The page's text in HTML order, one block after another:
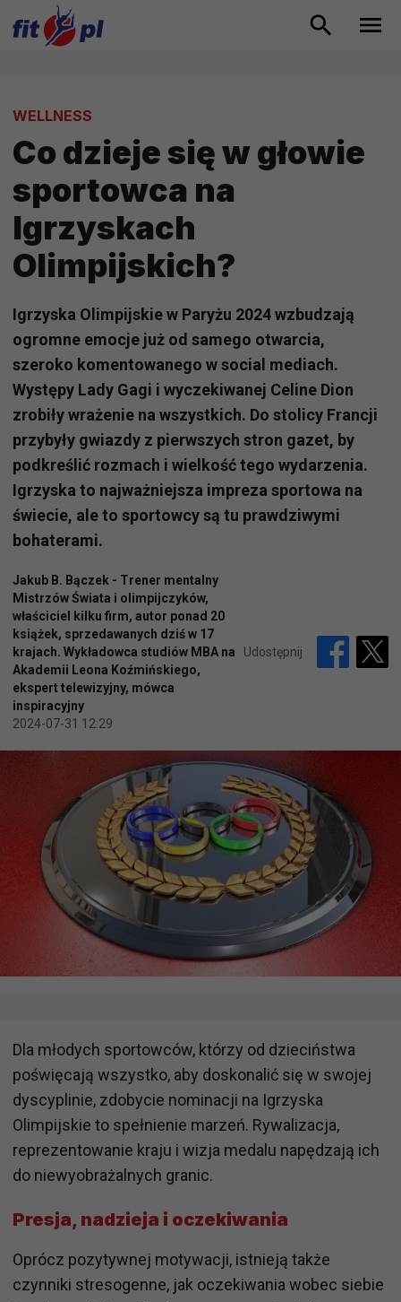
WELLNESS
Co dzieje się w głowie
sportowca na
Igrzyskach
Olimpijskich?
Igrzyska Olimpijskie w Paryżu 2024 wzbudzają
ogromne emocje już od samego otwarcia,
szeroko komentowanego w social mediach.
Występy Lady Gagi i wyczekiwanej Celine Dion
zrobiły wrażenie na wszystkich. Do stolicy Francji
przybyły gwiazdy z pierwszych stron gazet, by
podkreślić rozmach i wielkość tego wydarzenia.
Igrzyska to najważniejsza impreza sportowa na
świecie, ale to sportowcy są tu prawdziwymi
bohaterami.
Jakub B. Bączek - Trener mentalny
Mistrzów Świata i olimpijczyków,
właściciel kilku firm, autor ponad 20
książek, sprzedawanych dziś w 17
krajach. Wykładowca studiów MBA na
Akademii Leona Koźmińskiego,
ekspert telewizyjny, mówca
inspiracyjny
2024-07-31 12:29
Udostępnij
Dla młodych sportowców, którzy od dzieciństwa
poświęcają wszystko, aby doskonalić się w swojej
dyscyplinie, zdobycie nominacji na Igrzyska
Olimpijskie to spełnienie marzeń. Rywalizacja,
reprezentowanie kraju i wizja medalu napędzają ich
do niewyobrażalnych granic.
Presja, nadzieja i oczekiwania
Oprócz pozytywnej motywacji, istnieją także
czynniki stresogenne, jak oczekiwania wobec siebie